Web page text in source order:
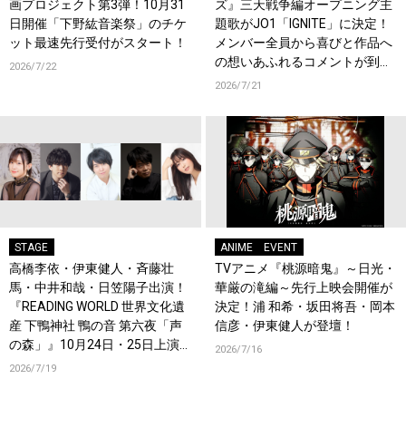
画プロジェクト第3弾！10月31
日開催「下野紘音楽祭」のチケ
ット最速先行受付がスタート！
2026/7/22
ズ』三天戦争編オープニング主
題歌がJO1「IGNITE」に決定！
メンバー全員から喜びと作品へ
の想いあふれるコメントが到
着！9月に東京・大阪で先行上
2026/7/21
STAGE
高橋李依・伊東健人・斉藤壮
馬・中井和哉・日笠陽子出演！
『READING WORLD 世界文化遺
産 下鴨神社 鴨の音 第六夜「声
の森」』10月24日・25日上演
決定！
2026/7/19
ANIME EVENT
TVアニメ『桃源暗鬼』～日光・
華厳の滝編～先行上映会開催が
決定！浦 和希・坂田将吾・岡本
信彦・伊東健人が登壇！
2026/7/16